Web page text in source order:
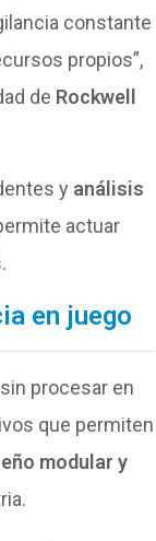
constante
propios”,
de Rockwell
y análisis
actuar
en juego
procesar en
que permiten
modular y